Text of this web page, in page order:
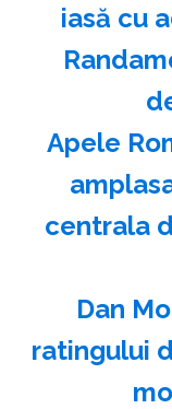
iasă cu
Apele
centrala
Dan
ratingului